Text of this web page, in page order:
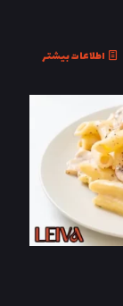
اطلاعات بیشتر